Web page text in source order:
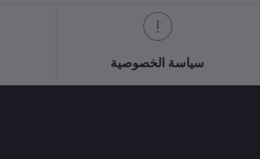
سياسة الخصوصية